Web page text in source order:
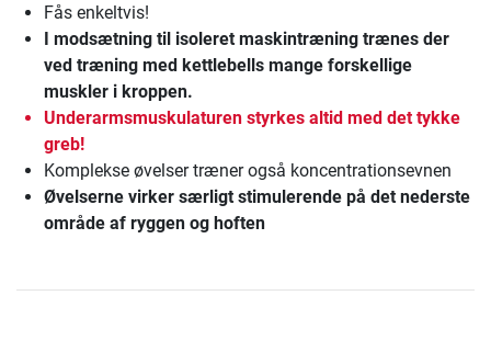
Fås enkeltvis!
I modsætning til isoleret maskintræning trænes der
ved træning med kettlebells mange forskellige
muskler i kroppen.
Underarmsmuskulaturen styrkes altid med det tykke
greb!
Komplekse øvelser træner også koncentrationsevnen
Øvelserne virker særligt stimulerende på det nederste
område af ryggen og hoften